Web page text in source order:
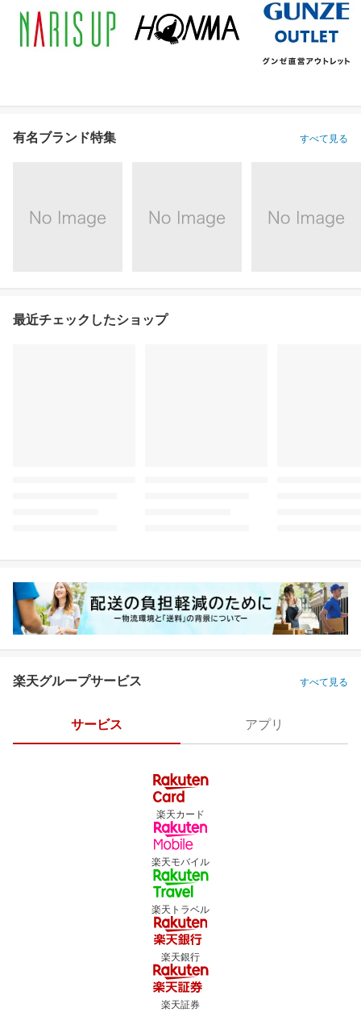
有名ブランド特集 すべて見る
最近チェックしたショップ
楽天グループサービス すべて見る
サービス アプリ
楽天カード
楽天モバイル
楽天トラベル
楽天銀行
楽天証券